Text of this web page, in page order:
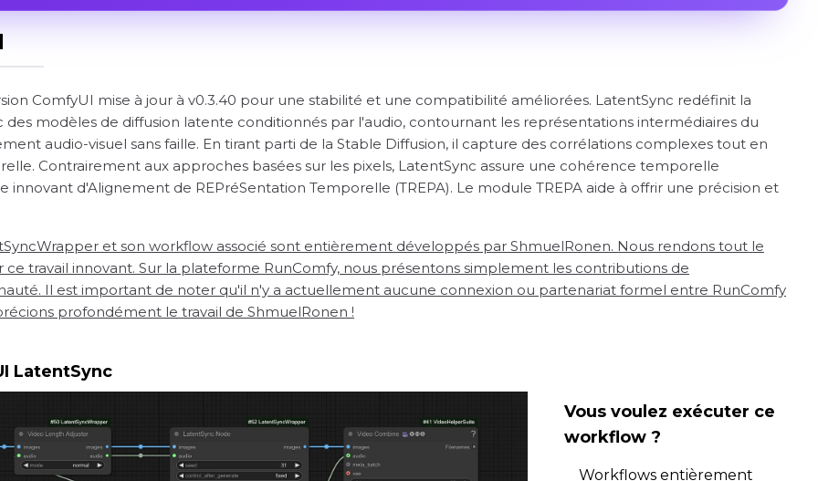
ComfyUI mise à jour à v0.3.40 pour une stabilité et une compatibilité améliorées. LatentSync redéfinit la
des modèles de diffusion latente conditionnés par l'audio, contournant les représentations intermédiaires du
audio-visuel sans faille. En tirant parti de la Stable Diffusion, il capture des corrélations complexes tout en
Contrairement aux approches basées sur les pixels, LatentSync assure une cohérence temporelle
innovant d'Alignement de REPréSentation Temporelle (TREPA). Le module TREPA aide à offrir une précision et
et son workflow associé sont entièrement développés par ShmuelRonen. Nous rendons tout le
travail innovant. Sur la plateforme RunComfy, nous présentons simplement les contributions de
Il est important de noter qu'il n'y a actuellement aucune connexion ou partenariat formel entre RunComfy
profondément le travail de ShmuelRonen !
LatentSync
Vous voulez exécuter ce
workflow ?
Workflows entièrement